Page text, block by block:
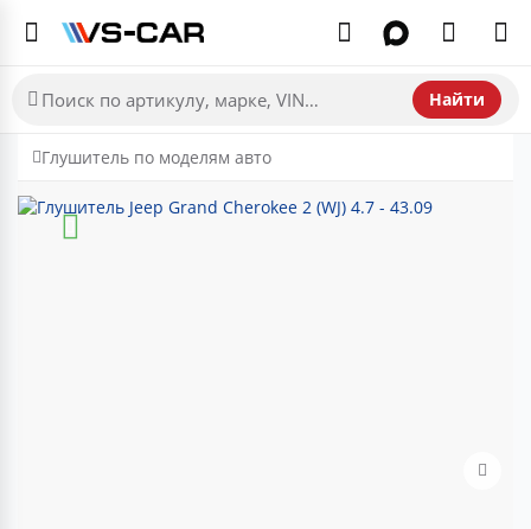
Найти
Глушитель по моделям авто